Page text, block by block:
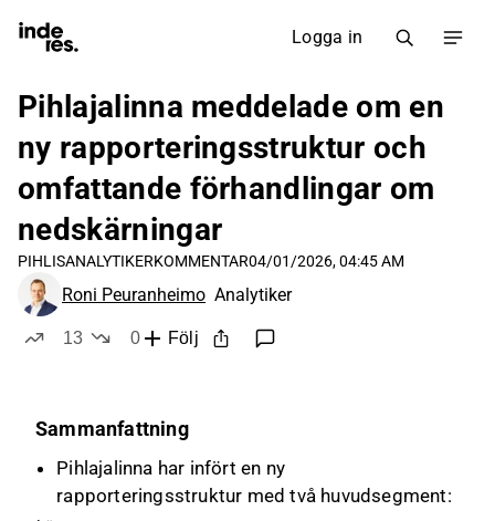
Logga in
Pihlajalinna meddelade om en
ny rapporteringsstruktur och
omfattande förhandlingar om
nedskärningar
PIHLISANALYTIKERKOMMENTAR04/01/2026, 04:45 AM
Roni Peuranheimo Analytiker
13
0
Följ
Sammanfattning
Pihlajalinna har infört en ny
rapporteringsstruktur med två huvudsegment: